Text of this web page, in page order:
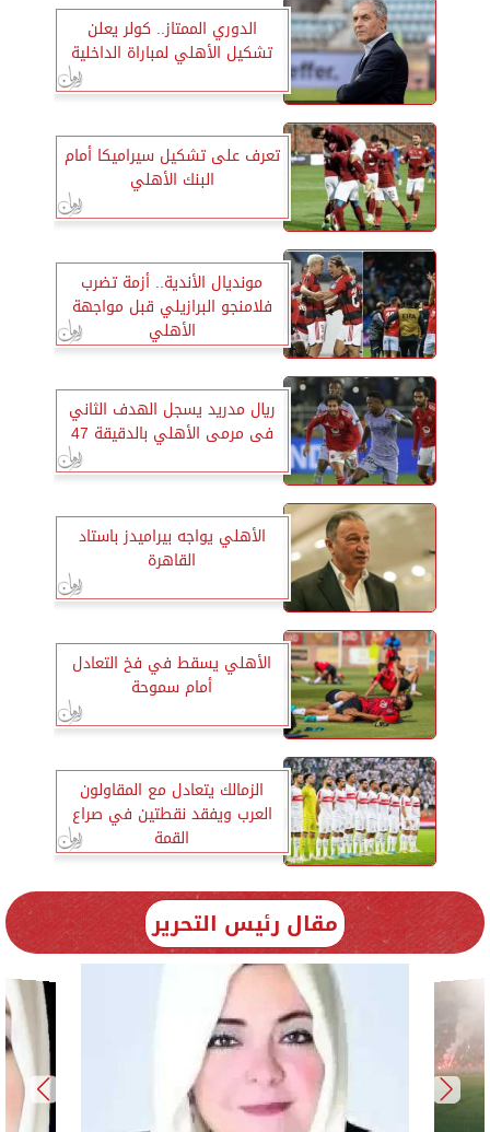
الدوري الممتاز.. كولر يعلن
تشكيل الأهلي لمباراة الداخلية
تعرف على تشكيل سيراميكا أمام
البنك الأهلي
مونديال الأندية.. أزمة تضرب
فلامنجو البرازيلي قبل مواجهة
الأهلي
ريال مدريد يسجل الهدف الثاني
فى مرمى الأهلي بالدقيقة 47
الأهلي يواجه بيراميدز باستاد
القاهرة
الأهلي يسقط في فخ التعادل
أمام سموحة
الزمالك يتعادل مع المقاولون
العرب ويفقد نقطتين في صراع
القمة
مقال رئيس التحرير